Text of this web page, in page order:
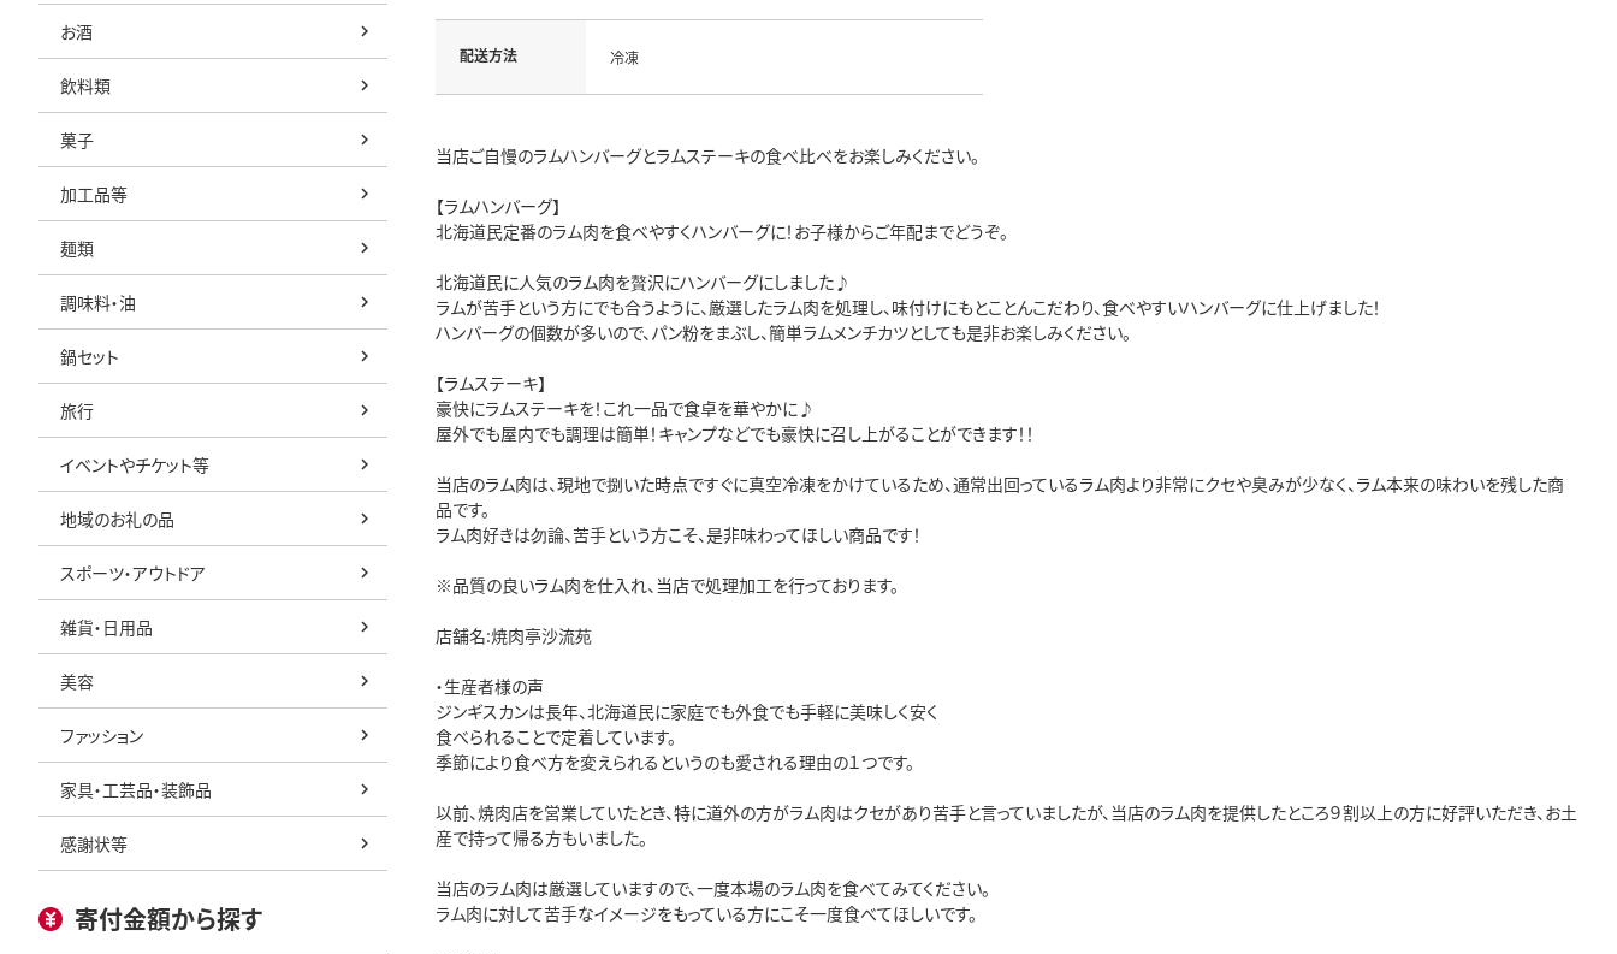
お酒
飲料類
菓子
加工品等
麺類
調味料・油
鍋セット
旅行
イベントやチケット等
地域のお礼の品
スポーツ・アウトドア
雑貨・日用品
美容
ファッション
家具・工芸品・装飾品
感謝状等
寄付金額から探す
配送方法 冷凍
当店ご自慢のラムハンバーグとラムステーキの食べ比べをお楽しみください。
【ラムハンバーグ】
北海道民定番のラム肉を食べやすくハンバーグに！お子様からご年配までどうぞ。
北海道民に人気のラム肉を贅沢にハンバーグにしました♪
ラムが苦手という方にでも合うように、厳選したラム肉を処理し、味付けにもとことんこだわり、食べやすいハンバーグに仕上げました！
ハンバーグの個数が多いので、パン粉をまぶし、簡単ラムメンチカツとしても是非お楽しみください。
【ラムステーキ】
豪快にラムステーキを！これ一品で食卓を華やかに♪
屋外でも屋内でも調理は簡単！キャンプなどでも豪快に召し上がることができます！！
当店のラム肉は、現地で捌いた時点ですぐに真空冷凍をかけているため、通常出回っているラム肉より非常にクセや臭みが少なく、ラム本来の味わいを残した商
品です。
ラム肉好きは勿論、苦手という方こそ、是非味わってほしい商品です！
※品質の良いラム肉を仕入れ、当店で処理加工を行っております。
店舗名:焼肉亭沙流苑
・生産者様の声
ジンギスカンは長年、北海道民に家庭でも外食でも手軽に美味しく安く
食べられることで定着しています。
季節により食べ方を変えられるというのも愛される理由の１つです。
以前、焼肉店を営業していたとき、特に道外の方がラム肉はクセがあり苦手と言っていましたが、当店のラム肉を提供したところ９割以上の方に好評いただき、お土
産で持って帰る方もいました。
当店のラム肉は厳選していますので、一度本場のラム肉を食べてみてください。
ラム肉に対して苦手なイメージをもっている方にこそ一度食べてほしいです。